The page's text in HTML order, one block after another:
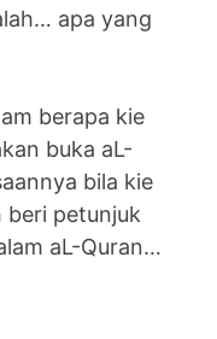
apa yang
berapa kie
buka aL-
bila kie
petunjuk
aL-Quran…